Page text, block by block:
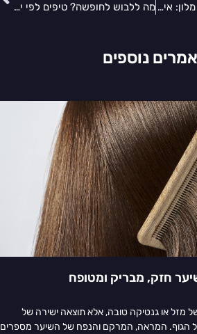
עיצוב חדר שינה כמו בית מלון: איך הופכים את חדר השינה לריזורט יוקרתי? מה ללבוש לחופשה? טיפים לפי יעד, עונה ומזג האוויר
נוספים
חזק, מבריק ומטופח
מזל או גנטיקה טובה, אלא תוצאה ישירה של
הגוף. המראה, המרקם והנפח של השיער מספרים